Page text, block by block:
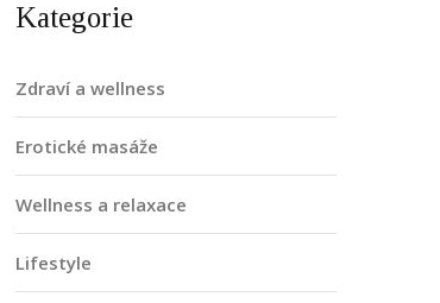
Kategorie
Zdraví a wellness
Erotické masáže
Wellness a relaxace
Lifestyle